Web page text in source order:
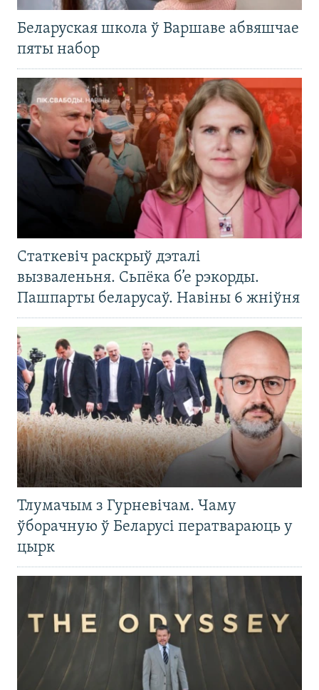
Беларуская школа ў Варшаве абвяшчае
пяты набор
Статкевіч раскрыў дэталі
вызваленьня. Сьпёка б’е рэкорды.
Пашпарты беларусаў. Навіны 6 жніўня
Тлумачым з Гурневічам. Чаму
ўборачную ў Беларусі ператвараюць у
цырк